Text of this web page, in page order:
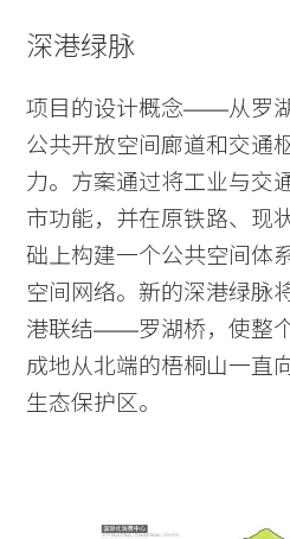
深港绿脉
项目的设计概念——从罗
公共开放空间廊道和交通
力。方案通过将工业与交
市功能，并在原铁路、现
础上构建一个公共空间体
空间网络。新的深港绿脉
港联结——罗湖桥，使整
成地从北端的梧桐山一直
生态保护区。